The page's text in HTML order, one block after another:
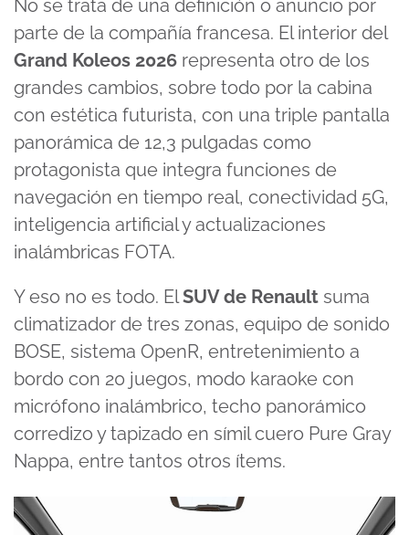
No se trata de una definición o anuncio por
parte de la compañía francesa. El interior del
Grand Koleos 2026 representa otro de los
grandes cambios, sobre todo por la cabina
con estética futurista, con una triple pantalla
panorámica de 12,3 pulgadas como
protagonista que integra funciones de
navegación en tiempo real, conectividad 5G,
inteligencia artificial y actualizaciones
inalámbricas FOTA.
Y eso no es todo. ElSUV de Renault suma
climatizador de tres zonas, equipo de sonido
BOSE, sistema OpenR, entretenimiento a
bordo con 20 juegos, modo karaoke con
micrófono inalámbrico, techo panorámico
corredizo y tapizado en símil cuero Pure Gray
Nappa, entre tantos otros ítems.